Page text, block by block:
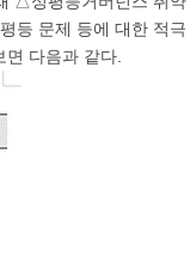
등 문제 등에 대한 적극
면 다음과 같다.